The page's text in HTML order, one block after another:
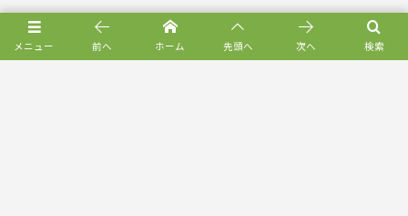
メニュー 検索
前へ ホーム 先頭へ 次へ